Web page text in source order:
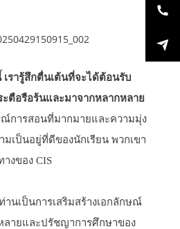
รารู้สึกตื่นเต้นที่จะได้ต้อนรับ
ตือรือร้นและมาจากหลากหลาย
การสอนที่มากมายและความมุ่ง
มเป็นอยู่ที่ดีของนักเรียน พวกเขา
งของ CIS
านเป็นการเสริมสร้างเอกลักษณ์
ายและปรัชญาการศึกษาของ